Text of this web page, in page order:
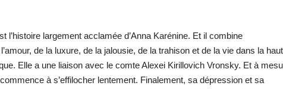
l’histoire largement acclamée d’Anna Karénine. Et il combine
de la luxure, de la jalousie, de la trahison et de la vie dans la
Elle a une liaison avec le comte Alexei Kirillovich Vronsky. Et à
à s’effilocher lentement. Finalement, sa dépression et sa